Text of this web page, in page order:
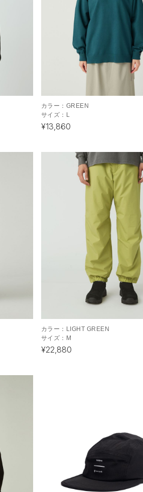
カラー： GREEN
サイズ： L
¥13,860
カラー： LIGHT GREEN
サイズ： M
¥22,880